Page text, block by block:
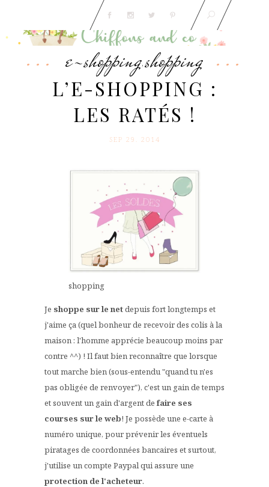
e-shopping,shopping
L’E-SHOPPING :
LES RATÉS !
SEP 29. 2014
shopping
Je shoppe sur le netdepuis fort longtemps et
j'aime ça (quel bonheur de recevoir des colis à la
maison : l'homme apprécie beaucoup moins par
contre ^^) ! Il faut bien reconnaître que lorsque
tout marche bien (sous-entendu "quand tu n'es
pas obligée de renvoyer"), c'est un gain de temps
et souvent un gain d'argent defaire ses
courses sur le web! Je possède une e-carte à
numéro unique, pour prévenir les éventuels
piratages de coordonnées bancaires et surtout,
j'utilise un compte Paypal qui assure une
protection de l'acheteur.